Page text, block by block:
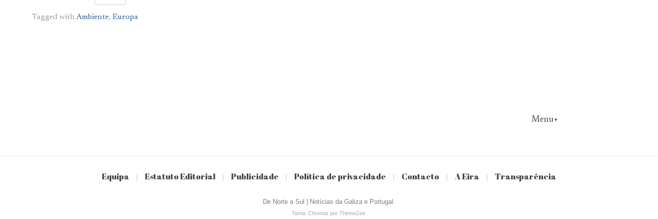
Tagged with Ambiente, Europa
Menu+
Equipa | Estatuto Editorial | Publicidade | Política de privacidade | Contacto | A Eira | Transparência
De Norte a Sul | Notícias da Galiza e Portugal.
Tema: Chronus por ThemeZee.